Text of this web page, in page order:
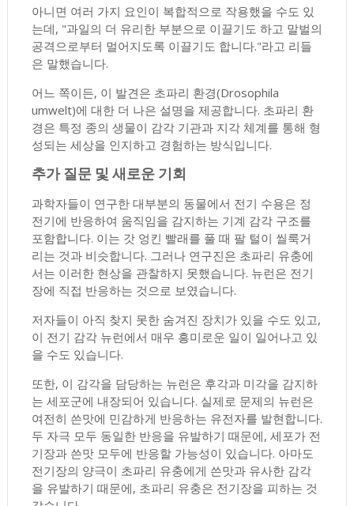
아니면 여러 가지 요인이 복합적으로 작용했을 수도 있
는데, "과일의 더 유리한 부분으로 이끌기도 하고 말벌의
공격으로부터 멀어지도록 이끌기도 합니다."라고 리들
은 말했습니다.
어느 쪽이든, 이 발견은 초파리 환경(Drosophila
umwelt)에 대한 더 나은 설명을 제공합니다. 초파리 환
경은 특정 종의 생물이 감각 기관과 지각 체계를 통해 형
성되는 세상을 인지하고 경험하는 방식입니다.
추가 질문 및 새로운 기회
과학자들이 연구한 대부분의 동물에서 전기 수용은 정
전기에 반응하여 움직임을 감지하는 기계 감각 구조를
포함합니다. 이는 갓 엉킨 빨래를 풀 때 팔 털이 씰룩거
리는 것과 비슷합니다. 그러나 연구진은 초파리 유충에
서는 이러한 현상을 관찰하지 못했습니다. 뉴런은 전기
장에 직접 반응하는 것으로 보였습니다.
저자들이 아직 찾지 못한 숨겨진 장치가 있을 수도 있고,
이 전기 감각 뉴런에서 매우 흥미로운 일이 일어나고 있
을 수도 있습니다.
또한, 이 감각을 담당하는 뉴런은 후각과 미각을 감지하
는 세포군에 내장되어 있습니다. 실제로 문제의 뉴런은
여전히 ​​쓴맛에 민감하게 반응하는 유전자를 발현합니다.
두 자극 모두 동일한 반응을 유발하기 때문에, 세포가 전
기장과 쓴맛 모두에 반응할 가능성이 있습니다. 아마도
전기장의 양극이 초파리 유충에게 쓴맛과 유사한 감각
을 유발하기 때문에, 초파리 유충은 전기장을 피하는 것